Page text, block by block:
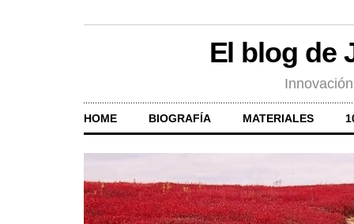
El blog de
HOME BIOGRAFÍA MATERIALES